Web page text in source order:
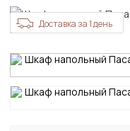
Доставка за 1 день